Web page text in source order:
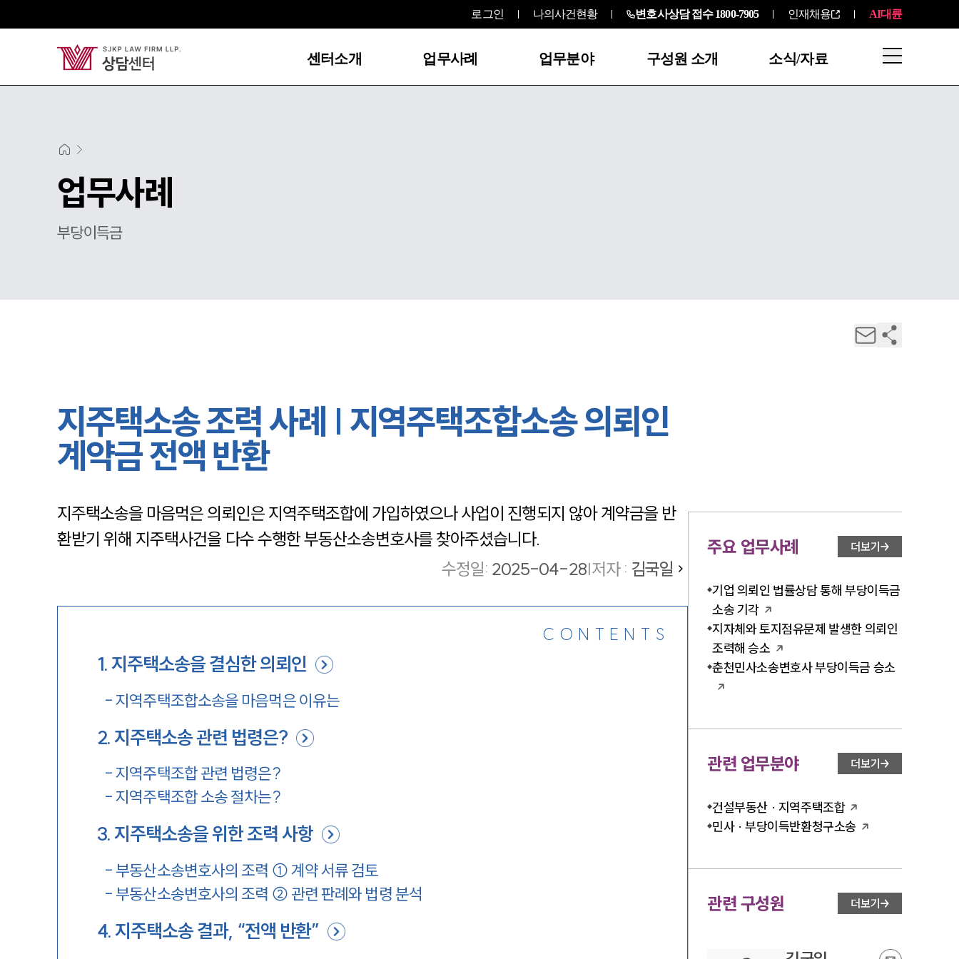
로그인 나의사건현황 변호사상담 접수 1800-7905 인재채용 AI대륜
센터소개 업무사례 업무분야 구성원 소개 소식/자료
업무사례
부당이득금
지주택소송 조력 사례 | 지역주택조합소송 의뢰인
계약금 전액 반환
지주택소송을 마음먹은 의뢰인은 지역주택조합에 가입하였으나 사업이 진행되지 않아 계약금을 반
환받기 위해 지주택사건을 다수 수행한 부동산소송변호사를 찾아주셨습니다.
수정일: 2025-04-28|저자 : 김국일
CONTENTS
1.지주택소송을 결심한 의뢰인
-지역주택조합소송을 마음먹은 이유는
2.지주택소송 관련 법령은?
-지역주택조합 관련 법령은?
-지역주택조합 소송 절차는?
3.지주택소송을 위한 조력 사항
- 부동산소송변호사의 조력 ① 계약 서류 검토
- 부동산소송변호사의 조력 ② 관련 판례와 법령 분석
4.지주택소송 결과, “전액 반환”
주요 업무사례 더보기
기업 의뢰인 법률상담 통해 부당이득금
소송 기각
지자체와 토지점유문제 발생한 의뢰인
조력해 승소
춘천민사소송변호사 부당이득금 승소
관련 업무분야 더보기
건설부동산 · 지역주택조합
민사 · 부당이득반환청구소송
관련 구성원 더보기